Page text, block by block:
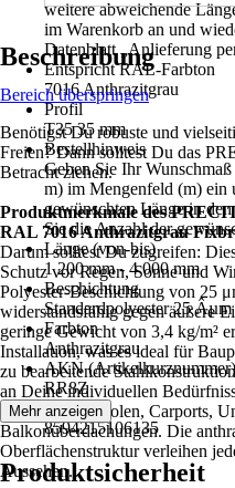
weitere abweichende
im Warenkorb an und
Datenblatt „Anlieferung
Entspricht RAL-Farbton
7016 Anthrazitgrau
Profil
T35 35 mm
Bestellhinweis
Geben Sie Ihr
m) im Mengenfeld (m) ein
gewünschten Länge in
Sie die Anzahl der
Länge (von-bis)
1 200 mm - 4 000 mm
Beschichtung
Standardpolyester 25 Âµm
Farbton
Anthrazitgrau
AKN (Artikelkurznummer)
RR8Z
EAN
8594215106135
Beschreibung
Bereich überspringen
Benötigst Du robuste und
Freien? Dann solltest Du das
Betracht ziehen.
Produktmerkmale des
RAL 7016 Anthrazitgrau
Darum solltest Du zugreifen:
Schutz vor Regen, Sonne und
Polyester-Beschichtung von 25
widerstandsfähig gegen äußere
geringe Gewicht von 3,4 kg/m²
Installation, was es ideal für
zu bearbeitende
an Deine individuellen
Schuppen, Pergolen, Carports,
Balkonüberdachungen. Die
Oberflächenstruktur verleihen
Aussehen.
Mehr anzeigen
Produktsicherheit